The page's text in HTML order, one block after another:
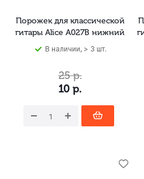
Порожек для классической
гитары Alice A027B нижний
В наличии, > 3 шт.
10 р.
25р.